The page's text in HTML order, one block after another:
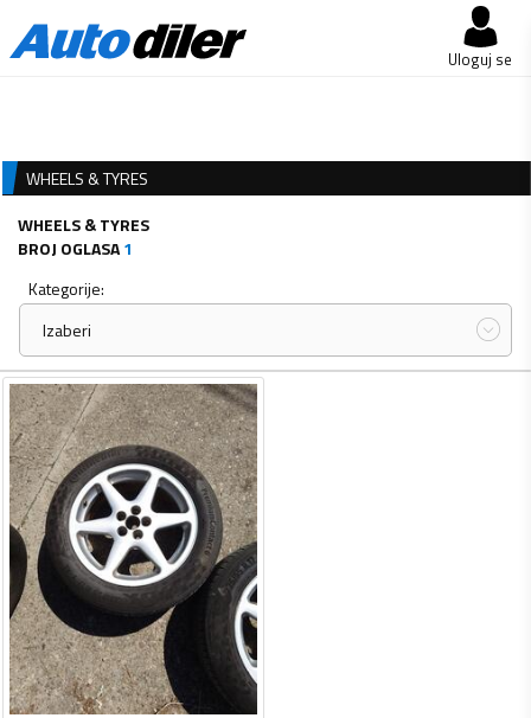
Uloguj se
WHEELS & TYRES
WHEELS & TYRES
BROJ OGLASA1
Kategorije:
Izaberi